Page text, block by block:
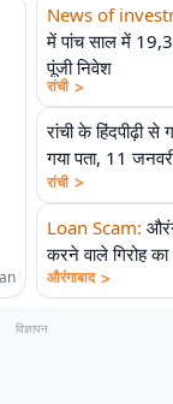
News of
में पांच साल में
पूंजी निवेश
रांची >
रांची के हिंदपीढ़ी से
गया पता, 11
रांची >
Loan Scam:
करने वाले गिरोह
औरंगाबाद >
विज्ञापन